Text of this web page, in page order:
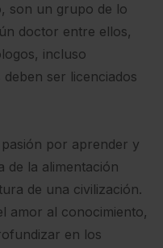
son un grupo de lo
doctor entre ellos,
incluso
ser licenciados
por aprender y
de la alimentación
de una civilización.
amor al conocimiento,
en los